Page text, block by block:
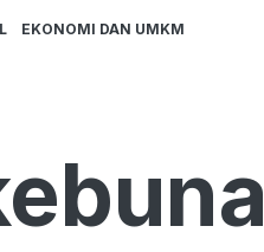
EKONOMI DAN UMKM